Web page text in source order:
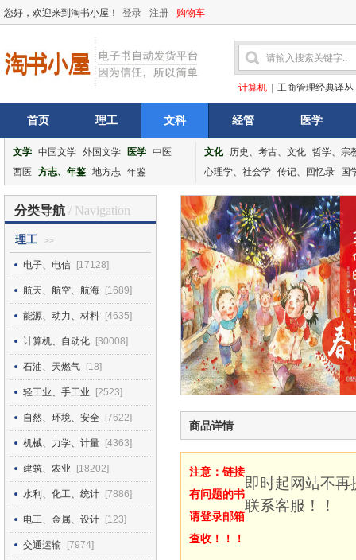
您好，欢迎来到淘书小屋！ 登录 注册 购物车
计算机 工商管理经典译丛
首页 理工 文科 经管 医学
文学 中国文学 外国文学 医学 中医
西医
方志、年鉴 地方志 年鉴
文化 历史、考古、文化 哲学、宗
心理学、社会学 传记、回忆录 国
分类导航 / Navigation
理工 >>
电子、电信 [17128]
航天、航空、航海 [1689]
能源、动力、材料 [4635]
计算机、自动化 [30008]
石油、天燃气 [18]
轻工业、手工业 [2523]
自然、环境、安全 [7622]
机械、力学、计量 [4363]
建筑、农业 [18202]
水利、化工、统计 [7886]
电工、金属、设计 [123]
交通运输 [7974]
商品详情
注意：链接
有问题的书
请登录邮箱
查收！！！
即时起网站不
联系客服！！